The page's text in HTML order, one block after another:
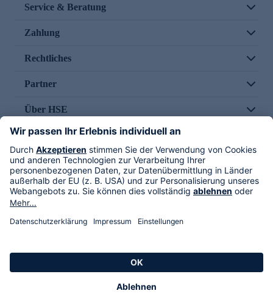
Service & Beratung
Zahlung
Rechtliches
Partner
Über HSE
Im TV
HSE International